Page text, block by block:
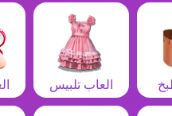
العاب تلبيس